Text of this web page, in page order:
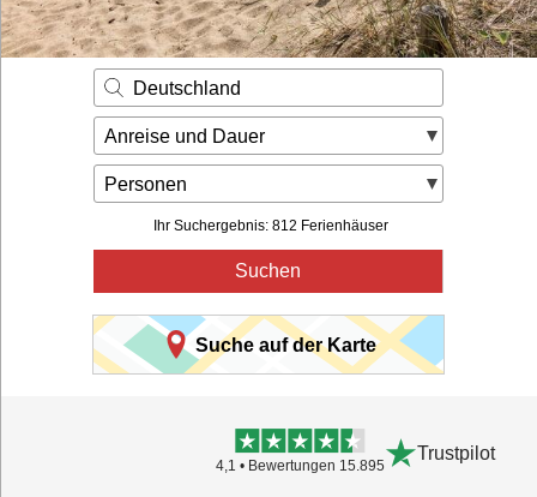
Gut zu wissen
Login
Deutschland
Anreise und Dauer
Personen
Ihr Suchergebnis: 812 Ferienhäuser
Suchen
Suche auf der Karte
4,1 • Bewertungen 15.895
Trustpilot